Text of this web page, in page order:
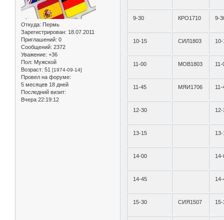
Откуда: Пермь
Зарегистрирован: 18.07.2011
Приглашений: 0
Сообщений: 2372
Уважение: +36
Пол: Мужской
Возраст: 51 [1974-09-14]
Провел на форуме:
5 месяцев 18 дней
Последний визит:
Вчера 22:19:12
9-30 КРО1710 9-
10-15 СИЛ1803 10-
11-00 МОВ1803 11-
11-45 МЯИ1706 11-
12-30 12-
13-15 13-
14-00 14-
14-45 14-
15-30 СИЯ1507 15-